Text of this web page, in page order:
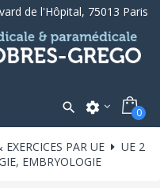
de l'Hôpital, 75013 Paris
 settings 0
EXERCICES PAR UE
UE 2
EMBRYOLOGIE